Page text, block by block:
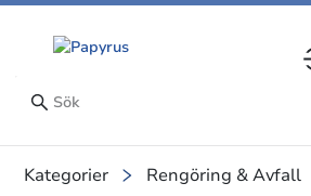
Kategorier Rengöring & Avfall